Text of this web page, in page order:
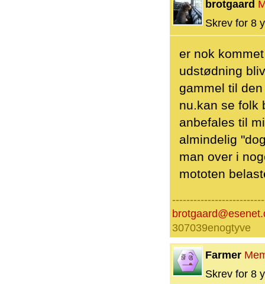
brotgaard
Skrev for 8
er nok
udstødning
gammel til
nu.kan se folk
anbefales til
almindelig
man over i
mototen
307039enogtyve
Farmer
Skrev for 8